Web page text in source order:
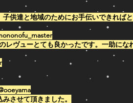
供達と地域のためにお手伝いできれば
レヴューとても良かったです。一助にな
させて頂きました。